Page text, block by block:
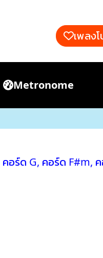
เพลง
Metronome
คอร์ด G, คอร์ด F#m,